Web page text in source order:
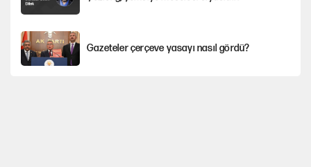
Gazeteler çerçeve yasayı nasıl gördü?